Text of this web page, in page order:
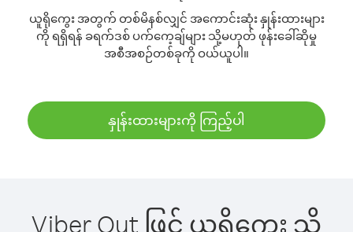
ယူရိုကွေး အတွက် တစ်မိနစ်လျှင် အကောင်းဆုံး နှုန်းထားများ
ကို ရရှိရန် ခရက်ဒစ် ပက်ကေ့ချ်များ သို့မဟုတ် ဖုန်းခေါ်ဆိုမှု
အစီအစဉ်တစ်ခုကို ဝယ်ယူပါ။
နှုန်းထားများကို ကြည့်ပါ
Viber Out ဖြင့် ယူရိုကွေး သို့